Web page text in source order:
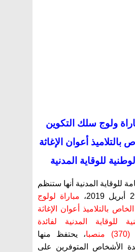
ولوج سلك التكوين
بالتلاميذ أعوان الإغاثة
للوقاية المدنية
للوقاية المدنية أنها ستنظم
مباراة لولوج
بالتلاميذ أعوان الإغاثة
للوقاية المدنية لفائدة
، يحتفظ منها
لفائدة الأشخاص المتوفرين على